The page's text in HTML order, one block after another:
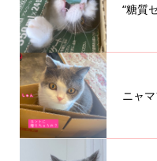
“糖質
ニャ